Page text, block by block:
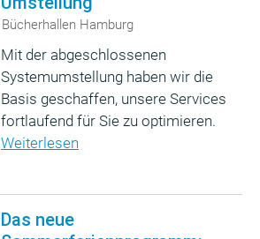
Bücherhallen Hamburg
Mit der abgeschlossenen
Systemumstellung haben wir die
Basis geschaffen, unsere Services
fortlaufend für Sie zu optimieren.
Weiterlesen
Das neue